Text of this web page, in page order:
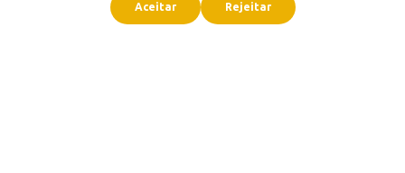
Aceitar Rejeitar